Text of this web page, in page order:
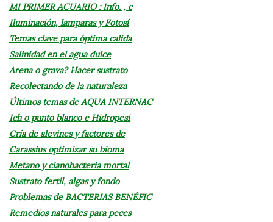
MI PRIMER ACUARIO : Info. , c
Iluminación, lamparas y Fotosí
Temas clave para óptima calida
Salinidad en el agua dulce
Arena o grava? Hacer sustrato
Recolectando de la naturaleza
Últimos temas de AQUA INTERNAC
Ich o punto blanco e Hidropesi
Cría de alevines y factores de
Carassius optimizar su bioma
Metano y cianobacteria mortal
Sustrato fertil, algas y fondo
Problemas de BACTERIAS BENÉFIC
Remedios naturales para peces